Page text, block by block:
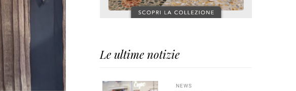
Le ultime notizie
NEWS